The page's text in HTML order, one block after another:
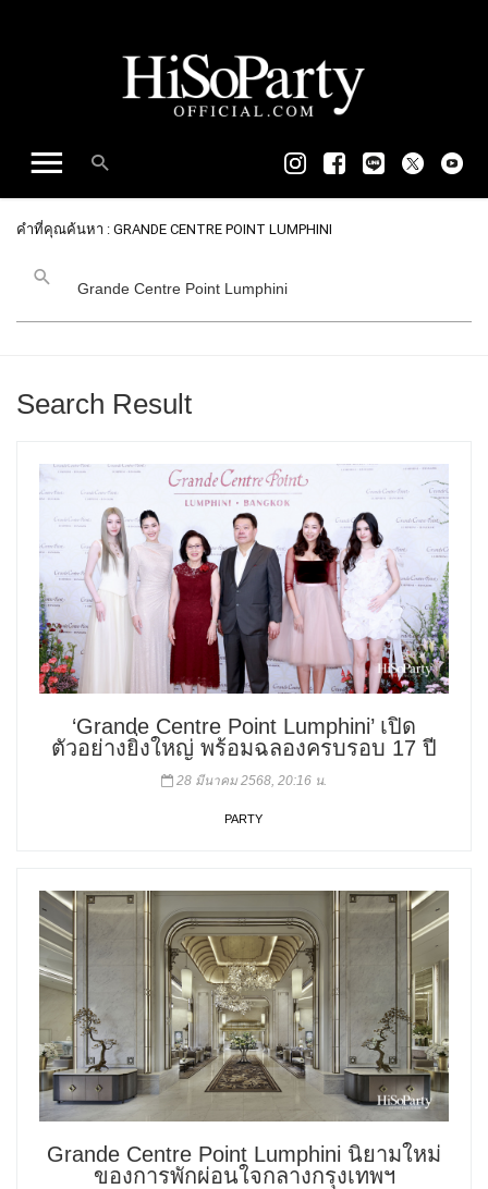
คำที่คุณค้นหา : GRANDE CENTRE POINT LUMPHINI
Search Result
‘Grande Centre Point Lumphini’ เปิด
ตัวอย่างยิ่งใหญ่ พร้อมฉลองครบรอบ 17 ปี
28 มีนาคม 2568, 20:16 น.
PARTY
Grande Centre Point Lumphini นิยามใหม่
ของการพักผ่อนใจกลางกรุงเทพฯ